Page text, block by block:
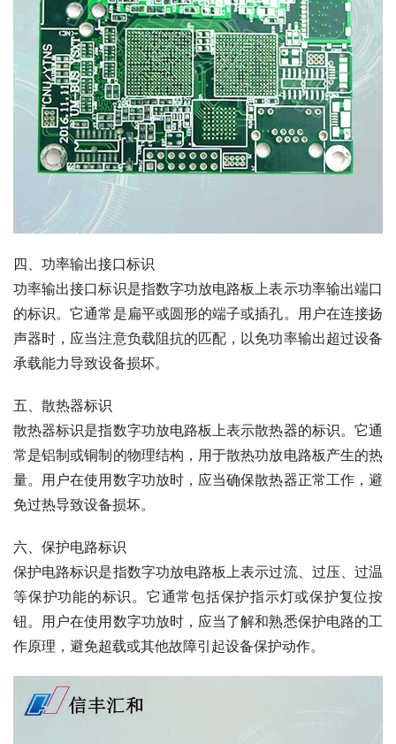
四、功率输出接口标识
功率输出接口标识是指数字功放电路板上表示功率输出端口
的标识。它通常是扁平或圆形的端子或插孔。用户在连接扬
声器时，应当注意负载阻抗的匹配，以免功率输出超过设备
承载能力导致设备损坏。
五、散热器标识
散热器标识是指数字功放电路板上表示散热器的标识。它通
常是铝制或铜制的物理结构，用于散热功放电路板产生的热
量。用户在使用数字功放时，应当确保散热器正常工作，避
免过热导致设备损坏。
六、保护电路标识
保护电路标识是指数字功放电路板上表示过流、过压、过温
等保护功能的标识。它通常包括保护指示灯或保护复位按
钮。用户在使用数字功放时，应当了解和熟悉保护电路的工
作原理，避免超载或其他故障引起设备保护动作。